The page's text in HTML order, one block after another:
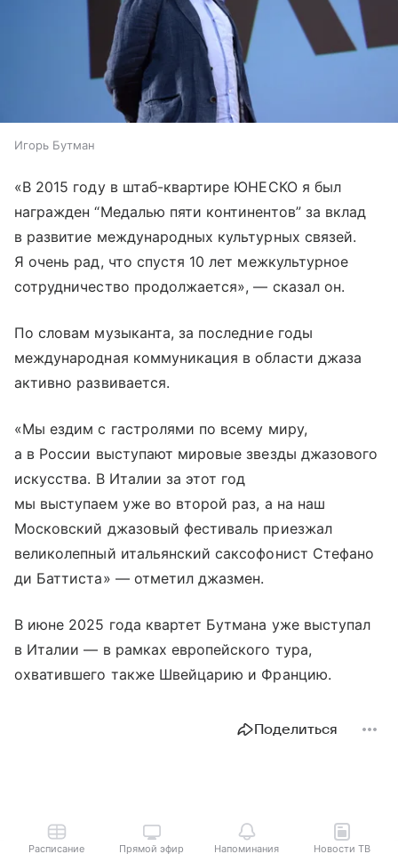
Игорь Бутман
«В 2015 году в штаб-квартире ЮНЕСКО я был
награжден “Медалью пяти континентов” за вклад
в развитие международных культурных связей.
Я очень рад, что спустя 10 лет межкультурное
сотрудничество продолжается», — сказал он.
По словам музыканта, за последние годы
международная коммуникация в области джаза
активно развивается.
«Мы ездим с гастролями по всему миру,
а в России выступают мировые звезды джазового
искусства. В Италии за этот год
мы выступаем уже во второй раз, а на наш
Московский джазовый фестиваль приезжал
великолепный итальянский саксофонист Стефано
ди Баттиста» — отметил джазмен.
В июне 2025 года квартет Бутмана уже выступал
в Италии — в рамках европейского тура,
охватившего также Швейцарию и Францию.
Поделиться
Расписание Прямой эфир Напоминания Новости ТВ